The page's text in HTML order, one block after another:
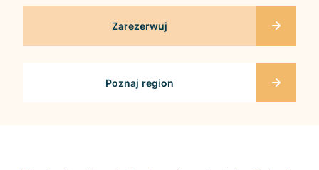
Zarezerwuj
Poznaj region